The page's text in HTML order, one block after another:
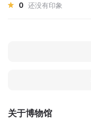
关于博物馆
0 还没有印象